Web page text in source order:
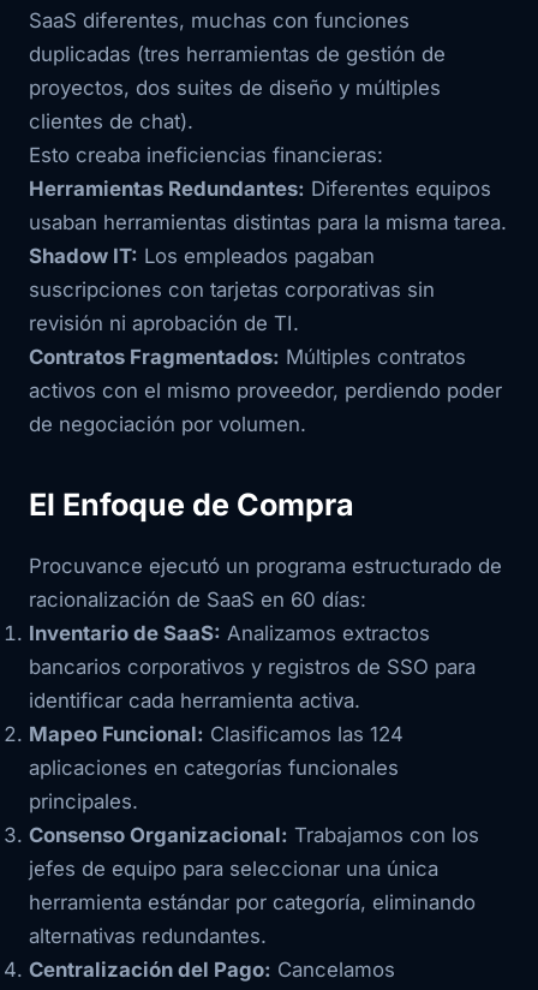
SaaS diferentes, muchas con funciones
duplicadas (tres herramientas de gestión de
proyectos, dos suites de diseño y múltiples
clientes de chat).
Esto creaba ineficiencias financieras:
Herramientas Redundantes: Diferentes equipos
usaban herramientas distintas para la misma tarea.
Shadow IT: Los empleados pagaban
suscripciones con tarjetas corporativas sin
revisión ni aprobación de TI.
Contratos Fragmentados: Múltiples contratos
activos con el mismo proveedor, perdiendo poder
de negociación por volumen.
El Enfoque de Compra
Procuvance ejecutó un programa estructurado de
racionalización de SaaS en 60 días:
Inventario de SaaS: Analizamos extractos
bancarios corporativos y registros de SSO para
identificar cada herramienta activa.
Mapeo Funcional: Clasificamos las 124
aplicaciones en categorías funcionales
principales.
Consenso Organizacional: Trabajamos con los
jefes de equipo para seleccionar una única
herramienta estándar por categoría, eliminando
alternativas redundantes.
Centralización del Pago: Cancelamos